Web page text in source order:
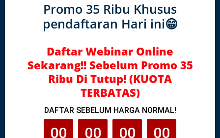
Promo 35 Ribu Khusus
pendaftaran Hari ini😁
Daftar Webinar Online
Sekarang!! Sebel um Promo 35
Ribu Di Tutup! (KUOTA
TERBATAS)
DAFTAR SEBELUM HARGA NORMAL!
00 00 00 00